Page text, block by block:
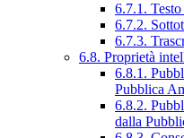
6.7.1.
6.7.2.
6.7.3.
6.8. Proprietà
6.8.1.
Pubblica
6.8.2.
dalla